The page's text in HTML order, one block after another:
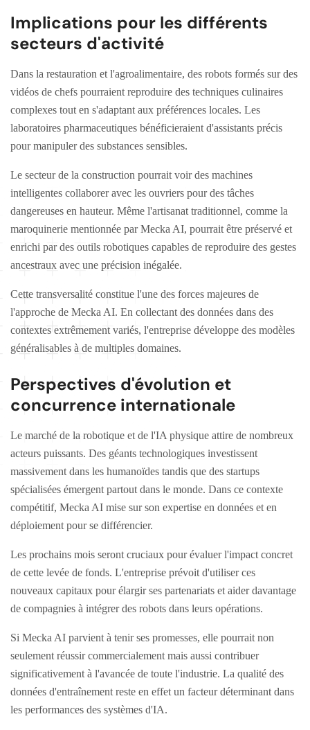
Implications pour les différents
secteurs d'activité
Dans la restauration et l'agroalimentaire, des robots formés sur des
vidéos de chefs pourraient reproduire des techniques culinaires
complexes tout en s'adaptant aux préférences locales. Les
laboratoires pharmaceutiques bénéficieraient d'assistants précis
pour manipuler des substances sensibles.
Le secteur de la construction pourrait voir des machines
intelligentes collaborer avec les ouvriers pour des tâches
dangereuses en hauteur. Même l'artisanat traditionnel, comme la
maroquinerie mentionnée par Mecka AI, pourrait être préservé et
enrichi par des outils robotiques capables de reproduire des gestes
ancestraux avec une précision inégalée.
Cette transversalité constitue l'une des forces majeures de
l'approche de Mecka AI. En collectant des données dans des
contextes extrêmement variés, l'entreprise développe des modèles
généralisables à de multiples domaines.
Perspectives d'évolution et
concurrence internationale
Le marché de la robotique et de l'IA physique attire de nombreux
acteurs puissants. Des géants technologiques investissent
massivement dans les humanoïdes tandis que des startups
spécialisées émergent partout dans le monde. Dans ce contexte
compétitif, Mecka AI mise sur son expertise en données et en
déploiement pour se différencier.
Les prochains mois seront cruciaux pour évaluer l'impact concret
de cette levée de fonds. L'entreprise prévoit d'utiliser ces
nouveaux capitaux pour élargir ses partenariats et aider davantage
de compagnies à intégrer des robots dans leurs opérations.
Si Mecka AI parvient à tenir ses promesses, elle pourrait non
seulement réussir commercialement mais aussi contribuer
significativement à l'avancée de toute l'industrie. La qualité des
données d'entraînement reste en effet un facteur déterminant dans
les performances des systèmes d'IA.